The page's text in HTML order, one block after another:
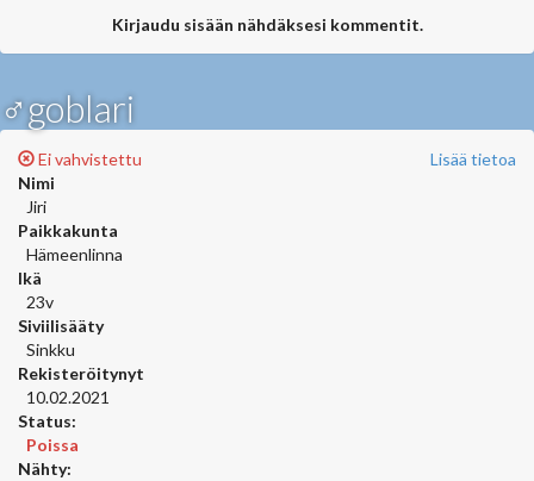
Kirjaudu sisään nähdäksesi kommentit.
♂goblari
Lisää tietoa
Ei vahvistettu
Nimi
Jiri
Paikkakunta
Hämeenlinna
Ikä
23v
Siviilisääty
Sinkku
Rekisteröitynyt
10.02.2021
Status:
Poissa
Nähty: